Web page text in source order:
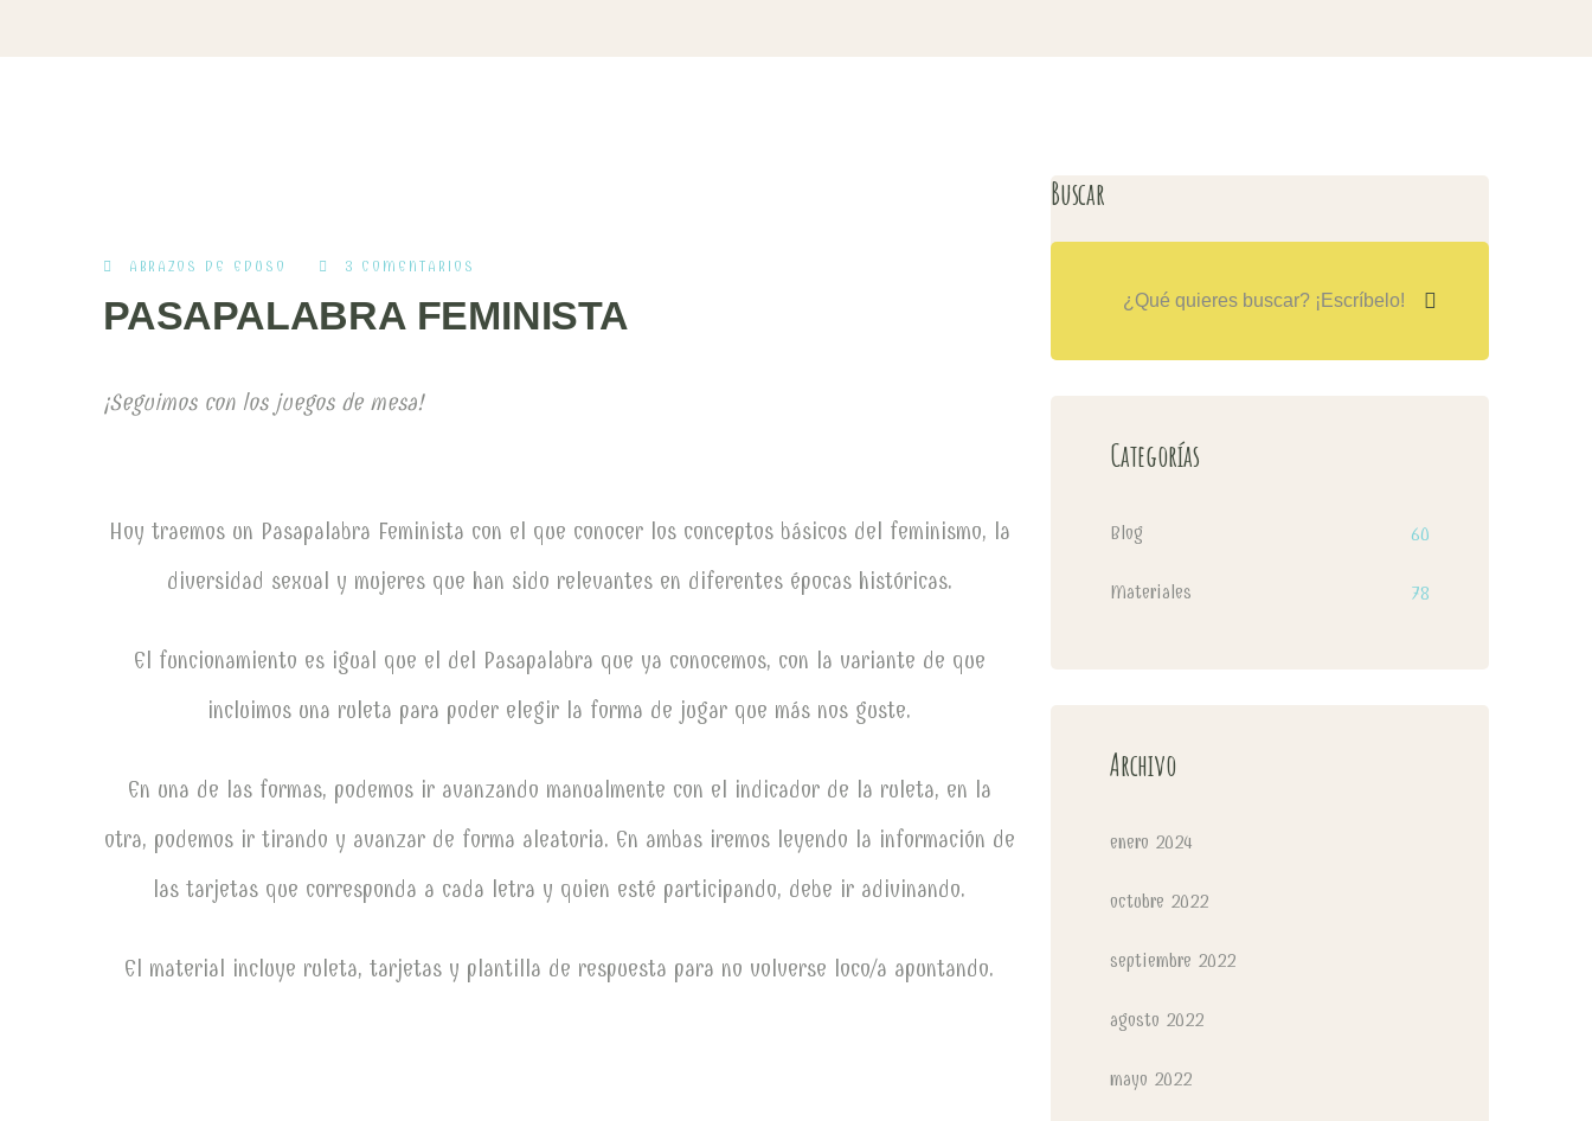
ABRAZOS DE EDUSO 3 COMENTARIOS
PASAPALABRA FEMINISTA
¡Seguimos con los juegos de mesa!
Hoy traemos un Pasapalabra Feminista con el que conocer los conceptos básicos del feminismo, la
diversidad sexual y mujeres que han sido relevantes en diferentes épocas históricas.
El funcionamiento es igual que el del Pasapalabra que ya conocemos, con la variante de que
incluimos una ruleta para poder elegir la forma de jugar que más nos guste.
En una de las formas, podemos ir avanzando manualmente con el indicador de la ruleta, en la
otra, podemos ir tirando y avanzar de forma aleatoria. En ambas iremos leyendo la información de
las tarjetas que corresponda a cada letra y quien esté participando, debe ir adivinando.
El material incluye ruleta, tarjetas y plantilla de respuesta para no volverse loco/a apuntando.
Buscar
Categorías
Blog 60
Materiales 78
Archivo
enero 2024
octubre 2022
septiembre 2022
agosto 2022
mayo 2022